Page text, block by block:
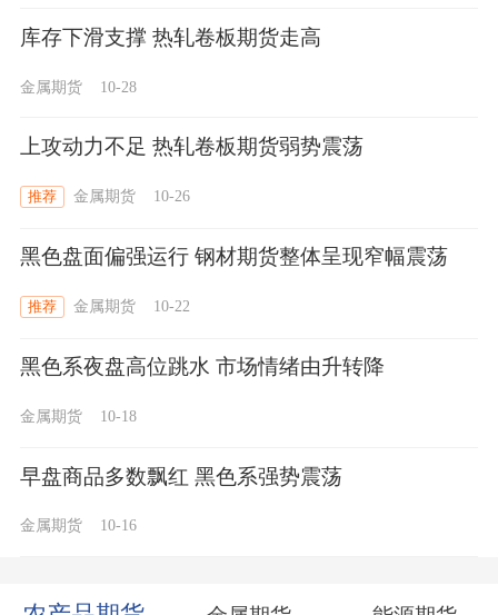
库存下滑支撑 热轧卷板期货走高
金属期货 10-28
上攻动力不足 热轧卷板期货弱势震荡
推荐 金属期货 10-26
黑色盘面偏强运行 钢材期货整体呈现窄幅震荡
推荐 金属期货 10-22
黑色系夜盘高位跳水 市场情绪由升转降
金属期货 10-18
早盘商品多数飘红 黑色系强势震荡
金属期货 10-16